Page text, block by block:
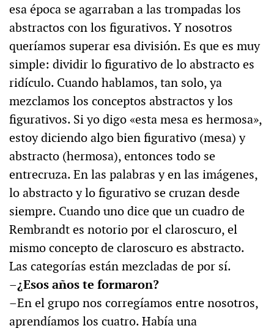
esa época se agarraban a las trompadas los
abstractos con los figurativos. Y nosotros
queríamos superar esa división. Es que es muy
simple: dividir lo figurativo de lo abstracto es
ridículo. Cuando hablamos, tan solo, ya
mezclamos los conceptos abstractos y los
figurativos. Si yo digo «esta mesa es hermosa»,
estoy diciendo algo bien figurativo (mesa) y
abstracto (hermosa), entonces todo se
entrecruza. En las palabras y en las imágenes,
lo abstracto y lo figurativo se cruzan desde
siempre. Cuando uno dice que un cuadro de
Rembrandt es notorio por el claroscuro, el
mismo concepto de claroscuro es abstracto.
Las categorías están mezcladas de por sí.
–¿Esos años te formaron?
–En el grupo nos corregíamos entre nosotros,
aprendíamos los cuatro. Había una